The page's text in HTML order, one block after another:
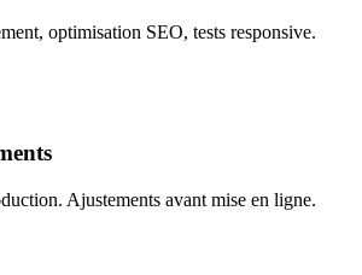
optimisation SEO, tests responsive.
Ajustements avant mise en ligne.